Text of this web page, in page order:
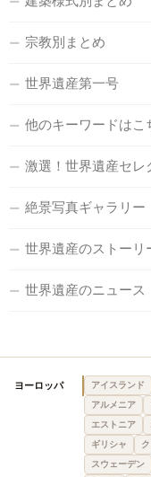
宗教別まとめ
世界遺産第一号
他のキーワードはこ
激選！世界遺産セレ
絶景写真ギャラリー
世界遺産のストーリ
世界遺産のニュース
ヨーロッパ アイスランド
アルメニア
エストニア
ギリシャ
スウェーデン